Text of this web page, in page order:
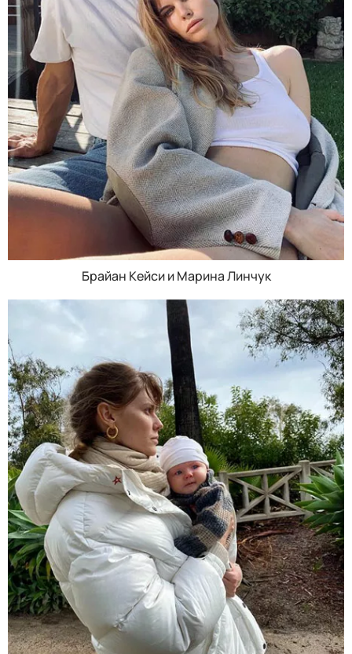
Брайан Кейси и Марина Линчук